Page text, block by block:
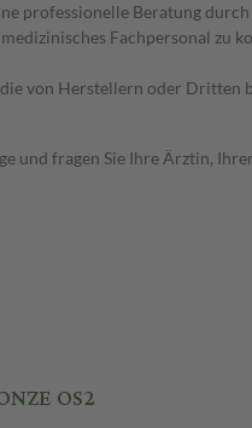
professionelle Beratung
Fachpersonal zu
von Herstellern oder
und fragen Sie Ihre Ärztin,
OS2